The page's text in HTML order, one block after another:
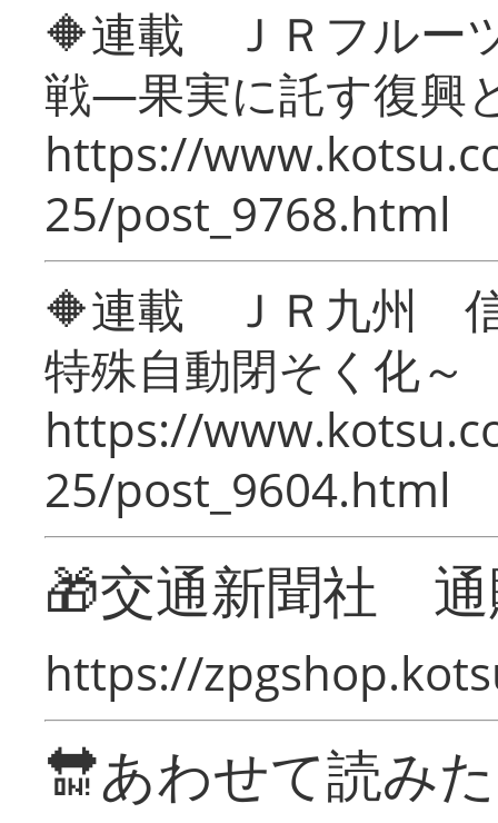
🔶連載 ＪＲフルー
戦―果実に託す復興
https://
25/post_9768.html
🔶連載 ＪＲ九州 信
特殊自動閉そく化～
https://
25/post_9604.html
🎁交通新聞社
https://
🔛あわせて読み